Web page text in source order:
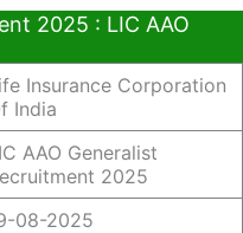
2025 : LIC AAO
Insurance Corporation
India
AAO Generalist
2025
08-2025